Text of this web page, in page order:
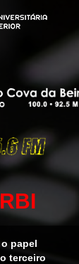
papel
terceiro